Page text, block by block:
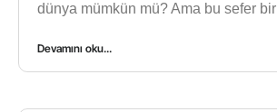
dünya mümkün mü? Ama bu sefer bir
Devamını oku...